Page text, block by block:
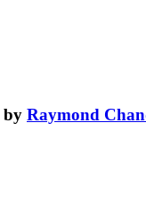
by Raymond